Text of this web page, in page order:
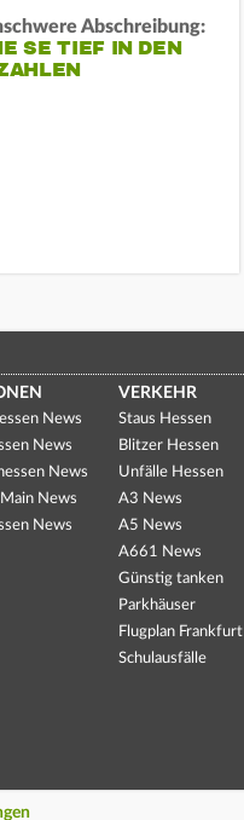
Abschreibung:
SE TIEF IN DEN
News
News
News
News
News
VERKEHR
Staus Hessen
Blitzer Hessen
Unfälle Hessen
A3 News
A5 News
A661 News
Günstig tanken
Parkhäuser
Flugplan Frankfurt
Schulausfälle